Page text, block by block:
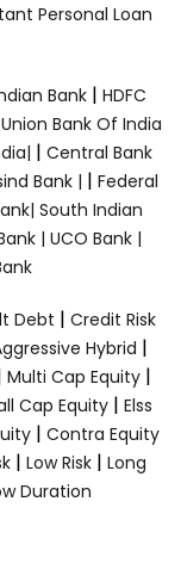
Personal Loan
Bank | HDFC
Union Bank Of India
| Central Bank
Bank | | Federal
South Indian
| UCO Bank |
Debt | Credit Risk
Hybrid |
Multi Cap Equity |
Cap Equity | Elss
| Contra Equity
| Low Risk | Long
Duration